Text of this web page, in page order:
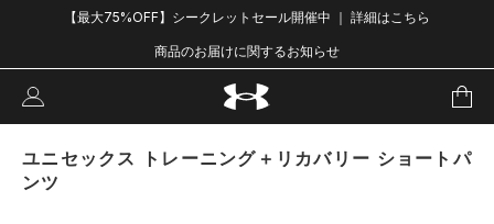
【最大75%OFF】シークレットセール開催中 ｜ 詳細はこちら
商品のお届けに関するお知らせ
ユニセックス トレーニング＋リカバリー ショートパ
ンツ